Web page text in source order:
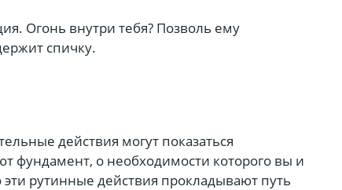
Огонь внутри тебя? Позволь ему
спичку.
действия могут показаться
фундамент, о необходимости которого вы и
рутинные действия прокладывают путь